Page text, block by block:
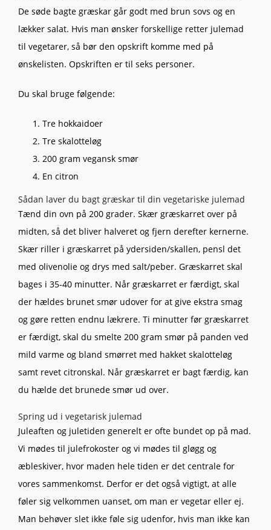
De søde bagte græskar går godt med brun sovs og en
lækker salat. Hvis man ønsker forskellige retter julemad
til vegetarer, så bør den opskrift komme med på
ønskelisten. Opskriften er til seks personer.
Du skal bruge følgende:
Tre hokkaidoer
Tre skalotteløg
200 gram vegansk smør
En citron
Sådan laver du bagt græskar til din vegetariske julemad
Tænd din ovn på 200 grader. Skær græskarret over på
midten, så det bliver halveret og fjern derefter kernerne.
Skær riller i græskarret på ydersiden/skallen, pensl det
med olivenolie og drys med salt/peber. Græskarret skal
bages i 35-40 minutter. Når græskarret er færdigt, skal
der hældes brunet smør udover for at give ekstra smag
og gøre retten endnu lækrere. Ti minutter før græskarret
er færdigt, skal du smelte 200 gram smør på panden ved
mild varme og bland smørret med hakket skalotteløg
samt revet citronskal. Når græskarret er bagt færdig, kan
du hælde det brunede smør ud over.
Spring ud i vegetarisk julemad
Juleaften og juletiden generelt er ofte bundet op på mad.
Vi mødes til julefrokoster og vi mødes til gløgg og
æbleskiver, hvor maden hele tiden er det centrale for
vores sammenkomst. Derfor er det også vigtigt, at alle
føler sig velkommen uanset, om man er vegetar eller ej.
Man behøver slet ikke føle sig udenfor, hvis man ikke kan